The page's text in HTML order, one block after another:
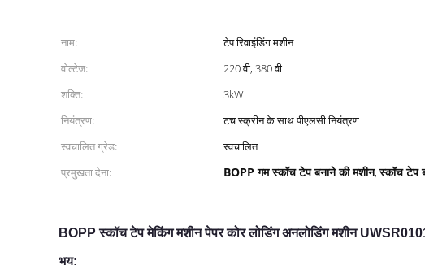
नाम: टेप रिवाइंडिंग मशीन
वोल्टेज:
220 वी, 380 वी
शक्ति:
3kW
नियंत्रण:
टच स्क्रीन के साथ पीएलसी नियंत्रण
स्वचालित ग्रेड:
स्वचालित
प्रमुखता देना:
BOPP गम स्कॉच टेप बनाने की मशीन,स्कॉच टेप
BOPP स्कॉच टेप मेकिंग मशीन पेपर कोर लोडिंग अनलोडिंग मशीन
भय: